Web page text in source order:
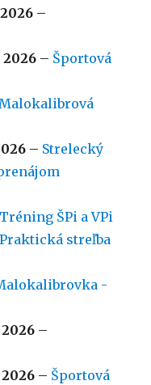
–
2026 – Športová
– Strelecký
Tréning ŠPi a VPi
Praktická streľba
-
–
2026 – Športová